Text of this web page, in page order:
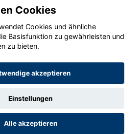
GmbH 2020 - 2026
Cookies
Cookies und ähnliche
Basisfunktion zu gewährleisten und
zu bieten.
akzeptieren
Einstellungen
Alle akzeptieren